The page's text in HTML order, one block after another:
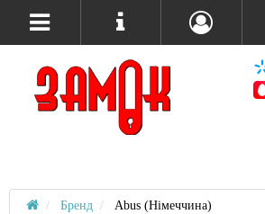
Бренд Abus (Німеччина)